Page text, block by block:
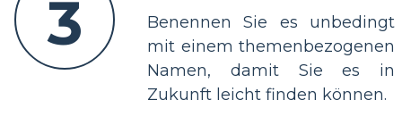
3
Benennen Sie es unbedingt
mit einem themenbezogenen
Namen, damit Sie es in
Zukunft leicht finden können.